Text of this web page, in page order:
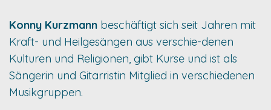
Konny Kurzmann beschäftigt sich seit Jahren mit
Kraft- und Heilgesängen aus verschie-denen
Kulturen und Religionen, gibt Kurse und ist als
Sängerin und Gitarristin Mitglied in verschiedenen
Musikgruppen.